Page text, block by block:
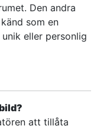
Den andra
som en
eller personlig
att tillåta